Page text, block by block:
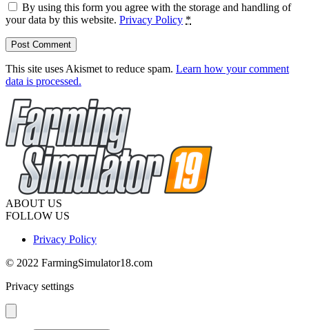
By using this form you agree with the storage and handling of
your data by this website. Privacy Policy *
This site uses Akismet to reduce spam. Learn how your comment
data is processed.
ABOUT US
FOLLOW US
Privacy Policy
© 2022 FarmingSimulator18.com
Privacy settings